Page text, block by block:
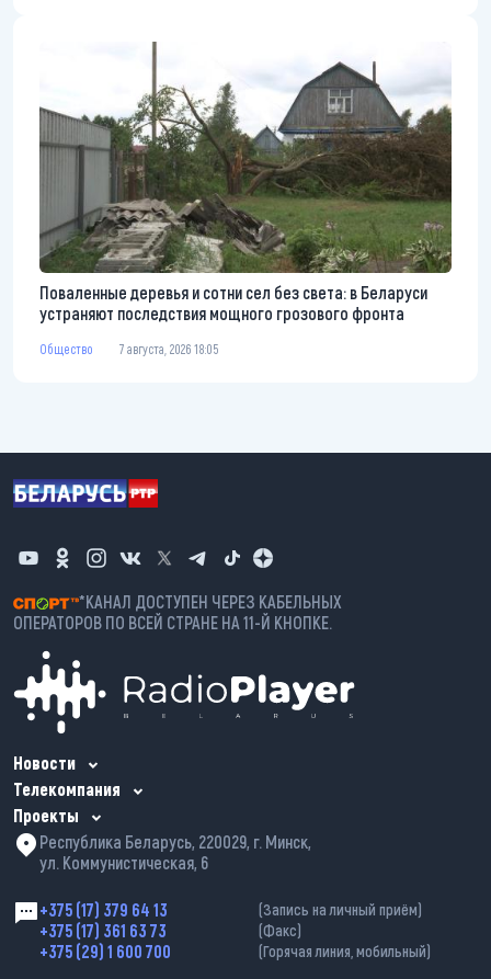
Поваленные деревья и сотни сел без света: в Беларуси
устраняют последствия мощного грозового фронта
Общество 7 августа, 2026 18:05
*КАНАЛ ДОСТУПЕН ЧЕРЕЗ КАБЕЛЬНЫХ
ОПЕРАТОРОВ ПО ВСЕЙ СТРАНЕ НА 11-Й КНОПКЕ.
Новости
Телекомпания
Проекты
Республика Беларусь, 220029, г. Минск,
ул. Коммунистическая, 6
+375 (17) 379 64 13 (Запись на личный приём)
+375 (17) 361 63 73 (Факс)
+375 (29) 1 600 700 (Горячая линия, мобильный)